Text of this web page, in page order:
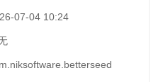
07-04 10:24